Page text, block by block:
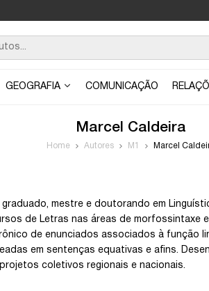
GEOGRAFIA COMUNICAÇÃO
Marcel Caldeira
Home Autores M1 Marcel
graduado, mestre e doutorando em
de Letras nas áreas de morfossintaxe
de enunciados associados à função
em sentenças equativas e afins.
coletivos regionais e nacionais.